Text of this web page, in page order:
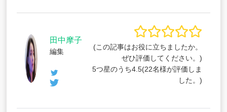
田中摩子
編集
(この記事はお役に立ちましたか。
ぜひ評価してください。)
5つ星のうち4.5(22名様が評価しま
した。)